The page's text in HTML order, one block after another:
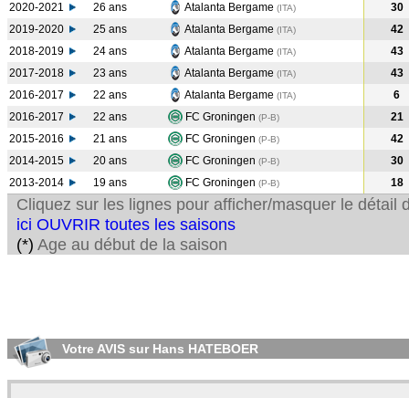
2020-2021 26 ans Atalanta Bergame (ITA)
30
2019-2020
25 ans Atalanta Bergame (ITA)
42
2018-2019
24 ans Atalanta Bergame (ITA)
43
2017-2018
23 ans Atalanta Bergame (ITA)
43
2016-2017
22 ans Atalanta Bergame (ITA)
6
2016-2017
22 ans FC Groningen (P-B)
21
2015-2016
21 ans FC Groningen (P-B)
42
2014-2015
20 ans FC Groningen (P-B)
30
2013-2014
19 ans FC Groningen (P-B) 18
Cliquez sur les lignes pour afficher/masquer le détail
ici OUVRIR toutes les saisons
(*) Age au début de la saison
Votre AVIS sur Hans HATEBOER